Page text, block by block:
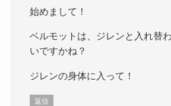
始めまして！
ベルモットは、ジレンと入れ替
いですかね？
ジレンの身体に入って！
返信